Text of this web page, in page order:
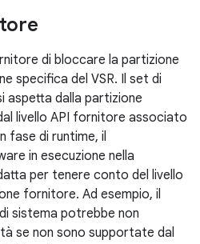
di bloccare la partizione
specifica del VSR. Il set di
aspetta dalla partizione
livello API fornitore associato
fase di runtime, il
in esecuzione nella
per tenere conto del livello
fornitore. Ad esempio, il
sistema potrebbe non
se non sono supportate dal